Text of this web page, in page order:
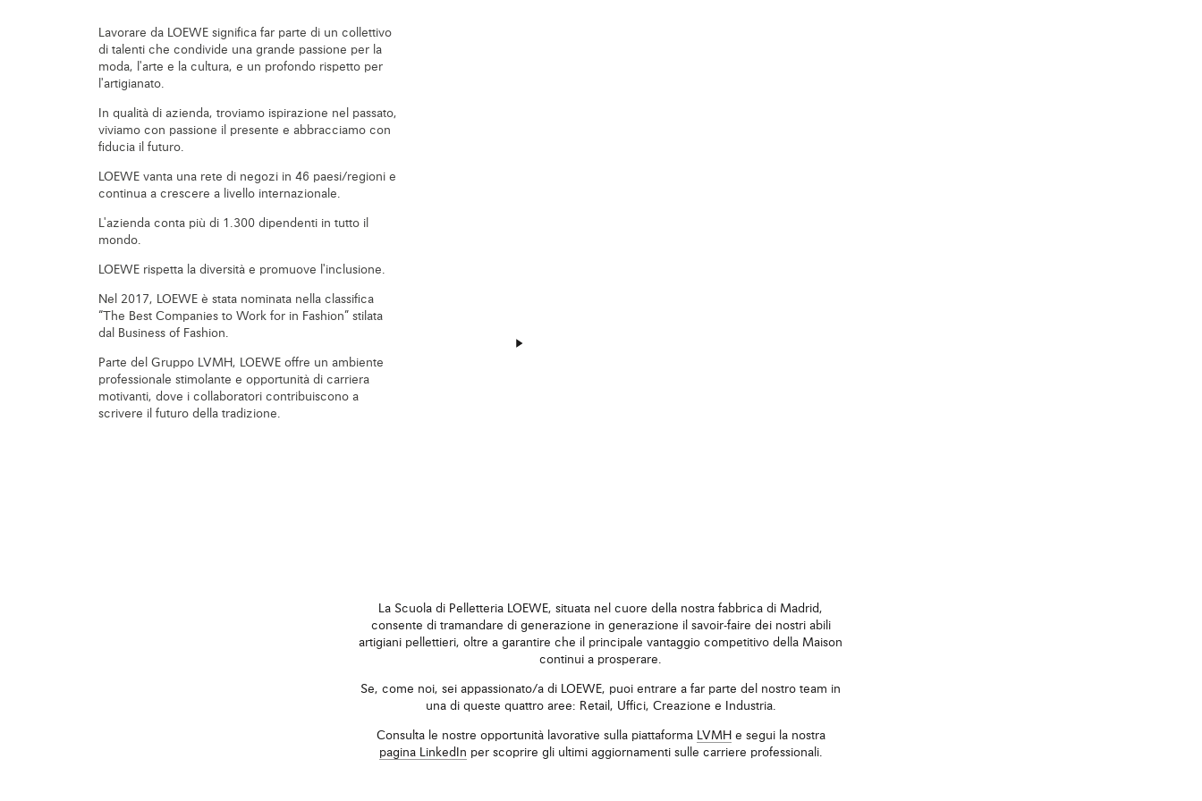
Lavorare da LOEWE significa far parte di un collettivo
di talenti che condivide una grande passione per la
moda, l'arte e la cultura, e un profondo rispetto per
l'artigianato.
In qualità di azienda, troviamo ispirazione nel passato,
viviamo con passione il presente e abbracciamo con
fiducia il futuro.
LOEWE vanta una rete di negozi in 46 paesi/regioni e
continua a crescere a livello internazionale.
L'azienda conta più di 1.300 dipendenti in tutto il
mondo.
LOEWE rispetta la diversità e promuove l'inclusione.
Nel 2017, LOEWE è stata nominata nella classifica
“The Best Companies to Work for in Fashion” stilata
dal Business of Fashion.
Parte del Gruppo LVMH, LOEWE offre un ambiente
professionale stimolante e opportunità di carriera
motivanti, dove i collaboratori contribuiscono a
scrivere il futuro della tradizione.
La Scuola di Pelletteria LOEWE, situata nel cuore della nostra fabbrica di Madrid,
consente di tramandare di generazione in generazione il savoir-faire dei nostri abili
artigiani pellettieri, oltre a garantire che il principale vantaggio competitivo della Maison
continui a prosperare.
Se, come noi, sei appassionato/a di LOEWE, puoi entrare a far parte del nostro team in
una di queste quattro aree: Retail, Uffici, Creazione e Industria.
Consulta le nostre opportunità lavorative sulla piattaforma LVMH e segui la nostra
pagina LinkedIn per scoprire gli ultimi aggiornamenti sulle carriere professionali.